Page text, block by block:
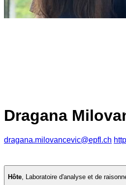
Dragana
dragana.milovancevic@epfl.ch
Hôte, Laboratoire d'analyse et de